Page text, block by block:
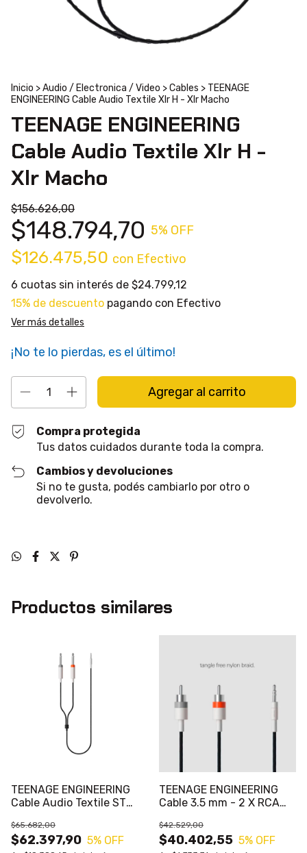
Inicio >Audio / Electronica / Video >Cables > TEENAGE
ENGINEERING Cable Audio Textile Xlr H - Xlr Macho
TEENAGE ENGINEERING
Cable Audio Textile Xlr H -
Xlr Macho
$156.626,00
$148.794,70 5% OFF
$126.475,50 con Efectivo
6 cuotas sin interés de $24.799,12
15% de descuento pagando con Efectivo
Ver más detalles
¡No te lo pierdas, es el último!
Compra protegida
Tus datos cuidados durante toda la compra.
Cambios y devoluciones
Si no te gusta, podés cambiarlo por otro o
devolverlo.
Productos similares
TEENAGE ENGINEERING
Cable Audio Textile ST
$62.397,90
$65.682,00
5% OFF
TEENAGE ENGINEERING
Cable 3.5 mm - 2 X RCA
$40.402,55
$42.529,00
5% OFF